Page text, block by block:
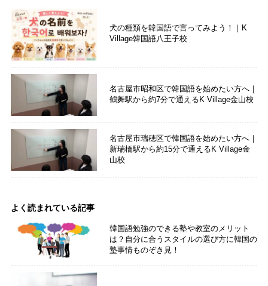
犬の種類を韓国語で言ってみよう！｜K
Village韓国語八王子校
名古屋市昭和区で韓国語を始めたい方へ｜
鶴舞駅から約7分で通えるK Village金山校
名古屋市瑞穂区で韓国語を始めたい方へ｜
新瑞橋駅から約15分で通えるK Village金
山校
よく読まれている記事
韓国語勉強のできる塾や教室のメリット
は？自分に合うスタイルの選び方に韓国の
塾事情ものぞき見！